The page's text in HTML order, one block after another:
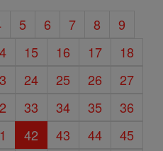
5 6 7 8
9
15 16 17
18
24 25 26
27
33 34 35
36
42 43 44
45